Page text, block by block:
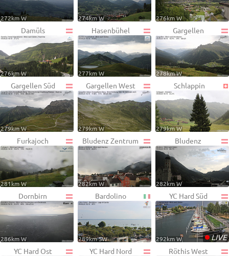
272km W 274km W 276km W
Damüls
276km W
Hasenbühel
277km W
Gargellen
278km W
Gargellen Süd
279km W
Gargellen West
279km W
Schlappin
279km W
Furkajoch
281km W
Bludenz Zentrum
282km W
Bludenz
282km W
Dornbirn
286km W
Bardolino
289km SW
YC Hard Süd
•LIVE
292km W
YC Hard Ost YC Hard Nord Röthis West